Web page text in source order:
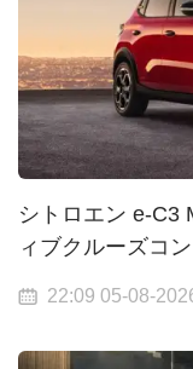
シトロエン e-C3
ィブクルーズコ
22:09 05-08-